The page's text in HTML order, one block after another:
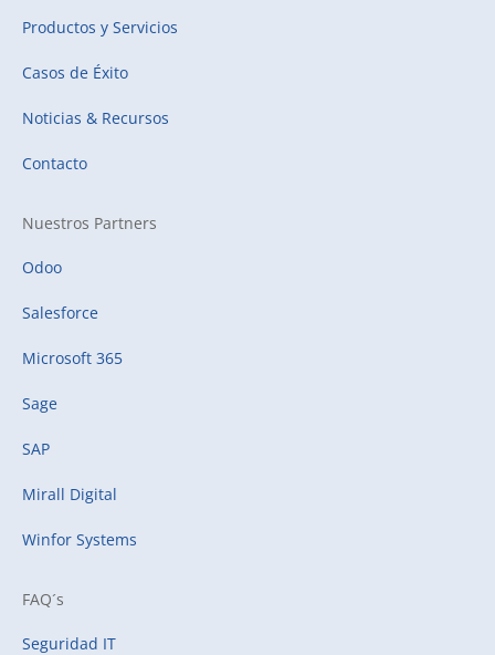
Productos y Servicios
Casos de Éxito
Noticias & Recursos
Contacto
Nuestros Partners
Odoo
Salesforce
Microsoft 365
Sage
SAP
Mirall Digital
Winfor Systems
FAQ´s
Seguridad IT